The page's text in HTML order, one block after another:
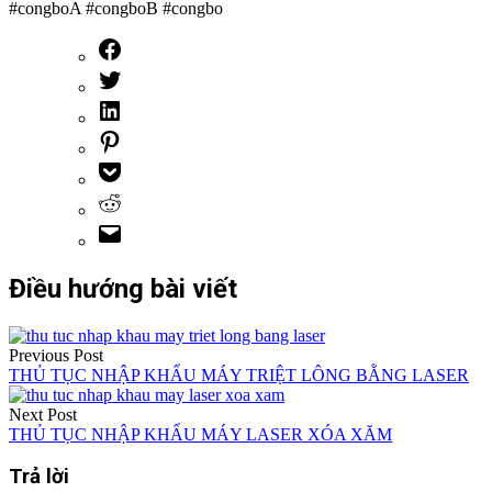
#congboA #congboB #congbo
Điều hướng bài viết
Previous Post
THỦ TỤC NHẬP KHẨU MÁY TRIỆT LÔNG BẰNG LASER
Next Post
THỦ TỤC NHẬP KHẨU MÁY LASER XÓA XĂM
Trả lời